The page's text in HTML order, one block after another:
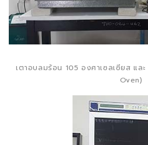
เตาอบลมร้อน 105 องศาเซลเซียส แล
Oven)